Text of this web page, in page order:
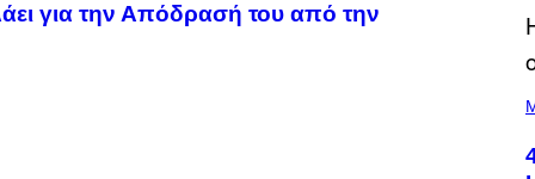
για την Απόδρασή του από την
P
T
O